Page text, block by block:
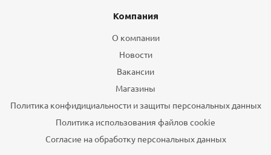
Компания
О компании
Новости
Вакансии
Магазины
Политика конфидициальности и защиты персональных данных
Политика использования файлов cookie
Согласие на обработку персональных данных